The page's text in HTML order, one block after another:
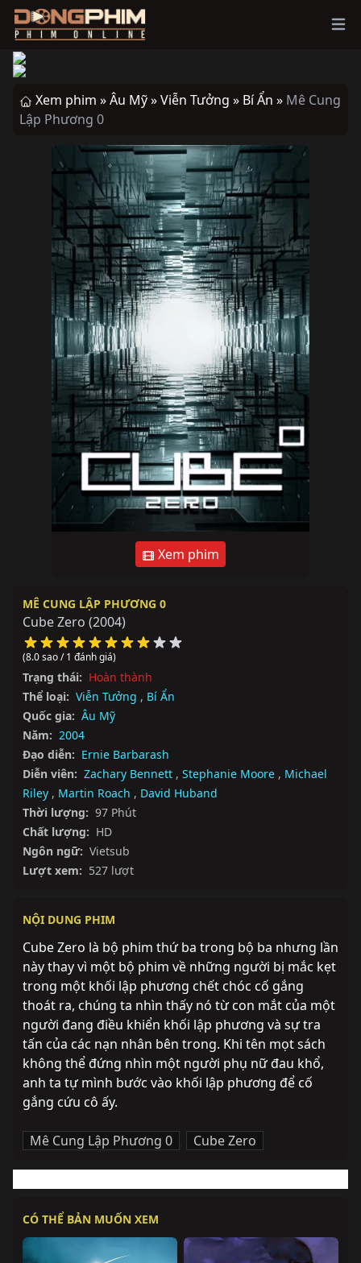
Xem phim »Âu Mỹ »Viễn Tưởng » Bí Ẩn » Mê Cung
Lập Phương 0
Xem phim
MÊ CUNG LẬP PHƯƠNG 0
Cube Zero (2004)
(8.0 sao / 1 đánh giá)
Trạng thái: Hoàn thành
Thể loại: Viễn Tưởng , Bí Ẩn
Quốc gia: Âu Mỹ
Năm: 2004
Đạo diễn: Ernie Barbarash
Diễn viên: Zachary Bennett , Stephanie Moore , Michael
Riley , Martin Roach , David Huband
Thời lượng: 97 Phút
Chất lượng: HD
Ngôn ngữ: Vietsub
Lượt xem: 527 lượt
NỘI DUNG PHIM
Cube Zero là bộ phim thứ ba trong bộ ba nhưng lần
này thay vì một bộ phim về những người bị mắc kẹt
trong một khối lập phương chết chóc cố gắng
thoát ra, chúng ta nhìn thấy nó từ con mắt của một
người đang điều khiển khối lập phương và sự tra
tấn của các nạn nhân bên trong. Khi tên mọt sách
không thể đứng nhìn một người phụ nữ đau khổ,
anh ta tự mình bước vào khối lập phương để cố
gắng cứu cô ấy.
Mê Cung Lập Phương 0 , Cube Zero
CÓ THỂ BẢN MUỐN XEM